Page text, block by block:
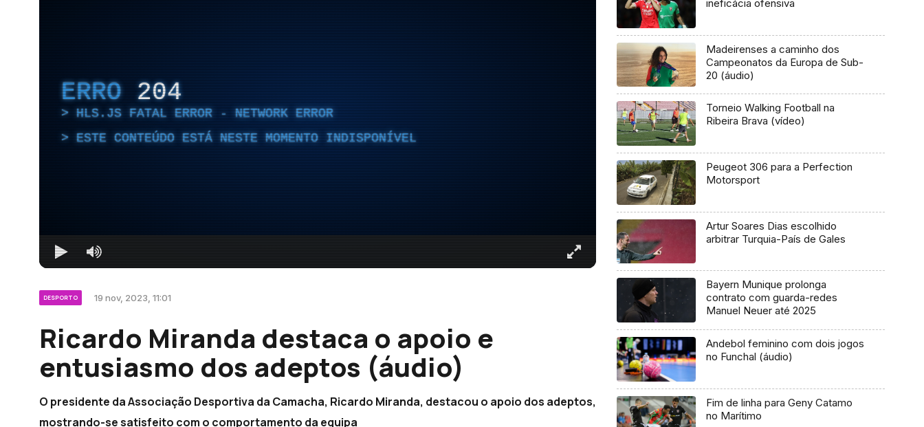
ERRO 204
HLS.JS FATAL ERROR - NETWORK ERROR
ESTE CONTEÚDO ESTÁ NESTE MOMENTO INDISPONÍVEL
DESPORTO 19 nov, 2023, 11:01
Ricardo Miranda destaca o apoio e
entusiasmo dos adeptos (áudio)
O presidente da Associação Desportiva da Camacha, Ricardo Miranda, destacou o apoio dos adeptos,
mostrando-se satisfeito com o comportamento da equipa
ineficácia ofensiva
Madeirenses a caminho dos
Campeonatos da Europa de Sub-
20 (áudio)
Torneio Walking Football na
Ribeira Brava (vídeo)
Peugeot 306 para a Perfection
Motorsport
Artur Soares Dias escolhido
arbitrar Turquia-País de Gales
Bayern Munique prolonga
contrato com guarda-redes
Manuel Neuer até 2025
Andebol feminino com dois jogos
no Funchal (áudio)
Fim de linha para Geny Catamo
no Marítimo